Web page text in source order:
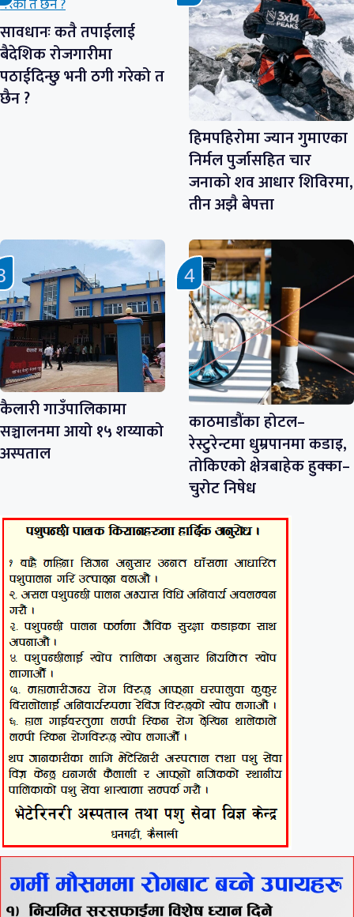
सावधानः कतै तपाईलाई
बैदेशिक रोजगारीमा
पठाईदिन्छु भनी ठगी गरेको त
छैन ?
हिमपहिरोमा ज्यान गुमाएका
निर्मल पुर्जासहित चार
जनाको शव आधार शिविरमा,
तीन अझै बेपत्ता
कैलारी गाउँपालिकामा
सञ्चालनमा आयो १५ शय्याको
अस्पताल
काठमाडौंका होटल–
रेस्टुरेन्टमा धुम्रपानमा कडाइ,
तोकिएको क्षेत्रबाहेक हुक्का–
चुरोट निषेध